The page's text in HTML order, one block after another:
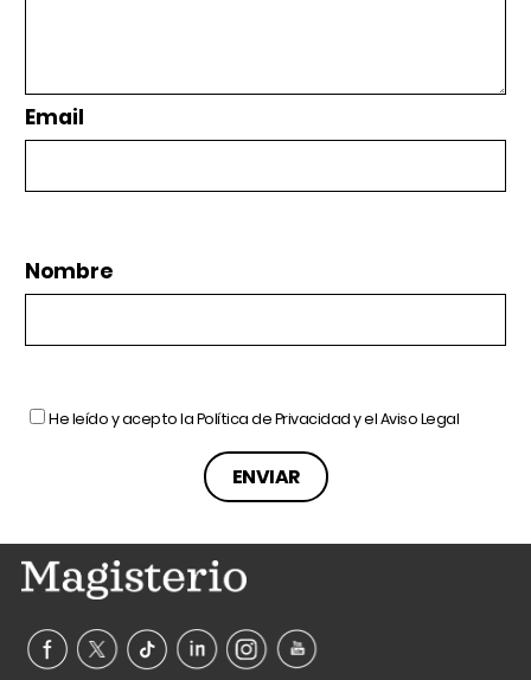
Email
Nombre
He leído y acepto laPolítica de Privacidady elAviso Legal